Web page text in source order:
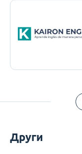
Други